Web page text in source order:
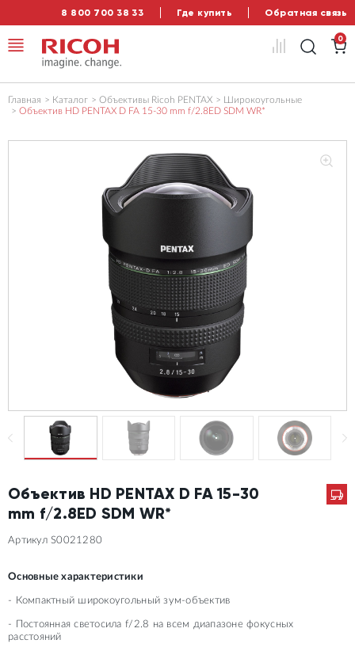
8 800 700 38 33 Где купить Обратная связь
0
Главная Каталог Объективы Ricoh PENTAX
Широкоугольные
Объектив HD PENTAX D FA 15-30 mm f/2.8ED SDM WR*
Объектив HD PENTAX D FA 15-30
mm f/2.8ED SDM WR*
Артикул S0021280
Основные характеристики
- Компактный широкоугольный зум-объектив
- Постоянная светосила f/2.8 на всем диапазоне фокусных
расстояний